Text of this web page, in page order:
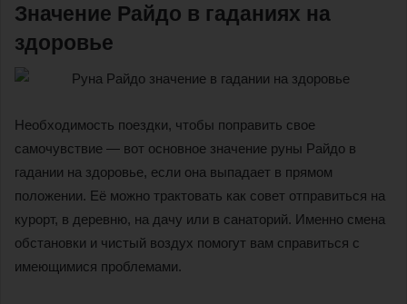
Значение Райдо в гаданиях на
здоровье
Необходимость поездки, чтобы поправить свое
самочувствие — вот основное значение руны Райдо в
гадании на здоровье, если она выпадает в прямом
положении. Её можно трактовать как совет отправиться на
курорт, в деревню, на дачу или в санаторий. Именно смена
обстановки и чистый воздух помогут вам справиться с
имеющимися проблемами.